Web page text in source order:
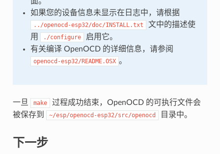
如果您的设备信息未显示在日志中，请根据
../openocd-esp32/doc/INSTALL.txt
文中的描述使
用
./configure
启用它。
有关编译 OpenOCD 的详细信息，请参阅
openocd-esp32/README.OSX 。
一旦 make
过程成功结束，OpenOCD 的可执行文件会
被保存到
~/esp/openocd-esp32/src/openocd 目录中。
下一步